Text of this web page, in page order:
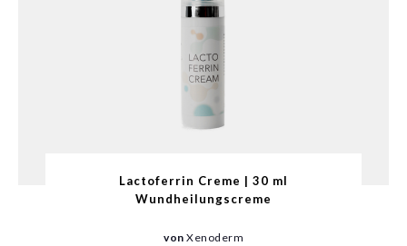
Lactoferrin Creme | 30 ml
Wundheilungscreme
vonXenoderm